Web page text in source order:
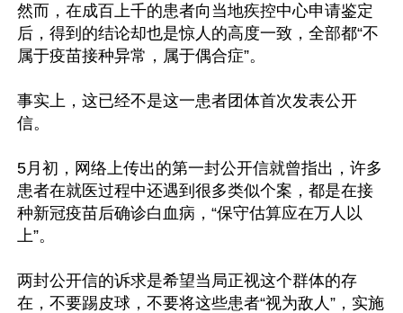
然而，在成百上千的患者向当地疾控中心申请鉴定
后，得到的结论却也是惊人的高度一致，全部都“不
属于疫苗接种异常，属于偶合症”。
事实上，这已经不是这一患者团体首次发表公开
信。
5月初，网络上传出的第一封公开信就曾指出，许多
患者在就医过程中还遇到很多类似个案，都是在接
种新冠疫苗后确诊白血病，“保守估算应在万人以
上”。
两封公开信的诉求是希望当局正视这个群体的存
在，不要踢皮球，不要将这些患者“视为敌人”，实施